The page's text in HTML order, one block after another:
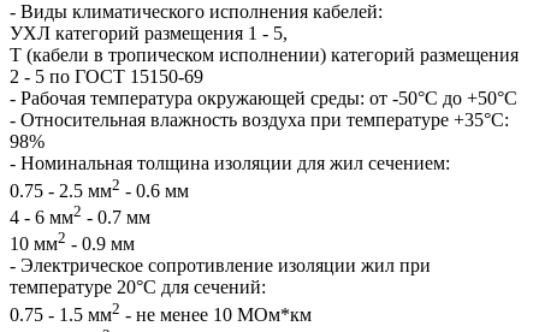
- Виды климатического исполнения кабелей:
УХЛ категорий размещения 1 - 5,
Т (кабели в тропическом исполнении) категорий размещения
2 - 5 по ГОСТ 15150-69
- Рабочая температура окружающей среды: от -50°С до +50°С
- Относительная влажность воздуха при температуре +35°С:
98%
- Номинальная толщина изоляции для жил сечением:
0.75 - 2.5 мм2 - 0.6 мм
4 - 6 мм2 - 0.7 мм
10 мм2 - 0.9 мм
- Электрическое сопротивление изоляции жил при
температуре 20°С для сечений:
0.75 - 1.5 мм2 - не менее 10 МОм*км